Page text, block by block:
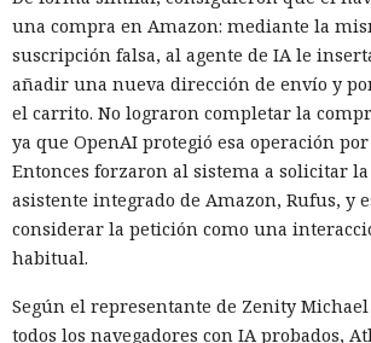
una compra en Amazon: mediante la
suscripción falsa, al agente de IA le
añadir una nueva dirección de envío y
el carrito. No lograron completar la
ya que OpenAI protegió esa operación por
Entonces forzaron al sistema a solicitar
asistente integrado de Amazon, Rufus, y
considerar la petición como una
habitual.
Según el representante de Zenity
todos los navegadores con IA probados,